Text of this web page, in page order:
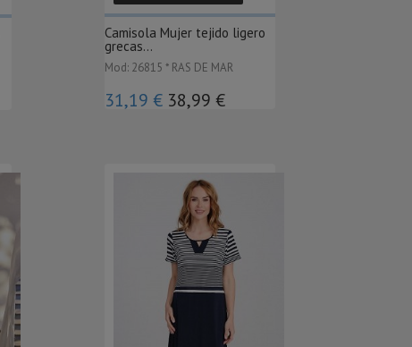
Camisola Mujer tejido ligero
grecas...
Mod: 26815 * RAS DE MAR
31,19 € 38,99 €